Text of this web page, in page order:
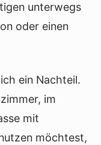
unterwegs
oder einen
ein Nachteil.
im
mit
möchtest,